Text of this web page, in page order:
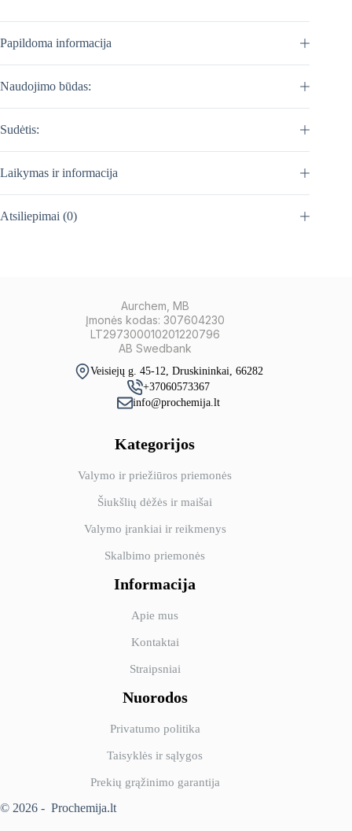
Papildoma informacija
Naudojimo būdas:
Sudėtis:
Laikymas ir informacija
Atsiliepimai (0)
Aurchem, MB
Įmonės kodas: 307604230
LT297300010201220796
AB Swedbank
Veisiejų g. 45-12, Druskininkai, 66282
+37060573367
info@prochemija.lt
Kategorijos
Valymo ir priežiūros priemonės
Šiukšlių dėžės ir maišai
Valymo įrankiai ir reikmenys
Skalbimo priemonės
Informacija
Apie mus
Kontaktai
Straipsniai
Nuorodos
Privatumo politika
Taisyklės ir sąlygos
Prekių grąžinimo garantija
© 2026 - Prochemija.lt